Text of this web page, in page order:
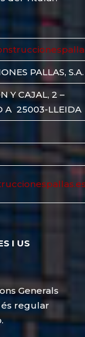
PALLAS, S.A.
Y CAJAL, 2 –
A 25003-LLEIDA
I US
Generals
és regular